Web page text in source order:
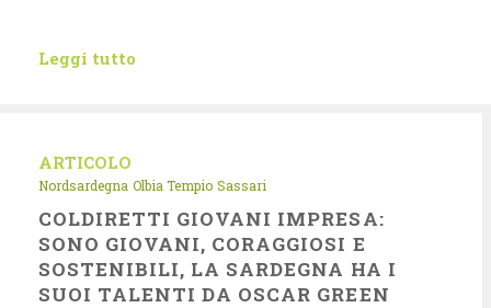
Leggi tutto
ARTICOLO
Nordsardegna Olbia Tempio Sassari
COLDIRETTI GIOVANI IMPRESA:
SONO GIOVANI, CORAGGIOSI E
SOSTENIBILI, LA SARDEGNA HA I
SUOI TALENTI DA OSCAR GREEN